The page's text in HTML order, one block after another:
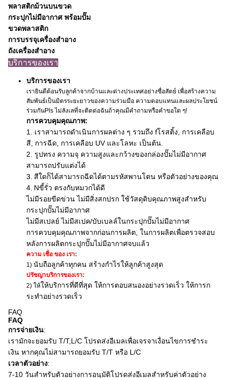
พลาสติกม้วนบนขวด
กระปุกไม่มีอากาศ พร้อมปั๊ม
ขวดพลาสติก
การบรรจุเครื่องสําอาง
ถังเครื่องสําอาง
บริการของเรา
บริการของเรา
เรายินดีต้อนรับลูกค้าจากบ้านและต่างประเทศอย่างซื่อสัตย์ เพื่อสร้างความ
สัมพันธ์เป็นมิตรระยะยาวของความร่วมมือ ความตอบแทนและผลประโยชน์
ร่วมกันPls ไม่ลังเลที่จะติดต่อฉันถ้าคุณมีคําถามหรือคําขอใด ๆ!
การควบคุมคุณภาพ:
1. เราสามารถดําเนินการผลต่าง ๆ รวมถึง fโรสติ้ง, การเคลือบ
สี, การฉีด, การเคลือบ UV และโลหะ เป็นต้น.
2. รูปทรง ความจุ ความสูงและกว้างของกล่องปั๊มไม่มีอากาศ
สามารถปรับแต่งได้
3. สีใดก็ได้สามารถฉีดได้ตามรหัสพานโตน หรือตัวอย่างของคุณ
4. Nขี้รั่ว ตรงกับหมวกได้ดี
ไม่มีรอยขีดข่วน ไม่มีสิ่งสกปรก ใช้วัสดุดิบคุณภาพสูงสําหรับ
กระปุกปั๊มไม่มีอากาศ
ไม่มีสเปลย์ ไม่มีสเปค/บับเบลล์ในกระปุกปั๊มไม่มีอากาศ
การควบคุมคุณภาพจากก่อนการผลิต, ในการผลิตเพื่อตรวจสอบ
หลังการผลิตกระปุกปั๊มไม่มีอากาศจบแล้ว
ความ เชื่อ ของ เรา:
1) นับถือลูกค้าทุกคน สร้างกําไรให้ลูกค้าสูงสุด
ปรัชญาบริการของเรา:
2) ให้ให้บริการที่ดีที่สุด ให้การตอบสนองอย่างรวดเร็ว ให้การก
ระทําอย่างรวดเร็ว
FAQ
FAQ
การจ่ายเงิน:
เรามักจะยอมรับ T/T,L/C โปรดส่งอีเมลเพื่อเจรจาเงื่อนไขการชําระ
เงิน หากคุณไม่สามารถยอมรับ T/T หรือ L/C
เวลาตัวอย่าง:
7-10 วันสําหรับตัวอย่างการอนุมัติโปรดส่งอีเมลสําหรับค่าตัวอย่าง